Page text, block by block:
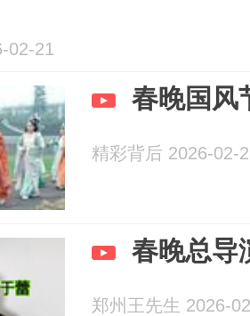
02-21
春晚国风
精彩背后 2026-02-
春晚总导
郑州王先生 2026-